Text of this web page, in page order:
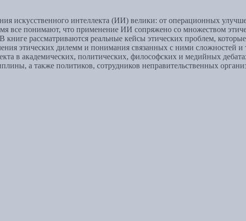
искусственного интеллекта (ИИ) велики: от операционных
все понимают, что применение ИИ сопряжено со множеством
книге рассматриваются реальные кейсы этических проблем,
этических дилемм и понимания связанных с ними сложностей
в академических, политических, философских и медийных
а также политиков, сотрудников неправительственных